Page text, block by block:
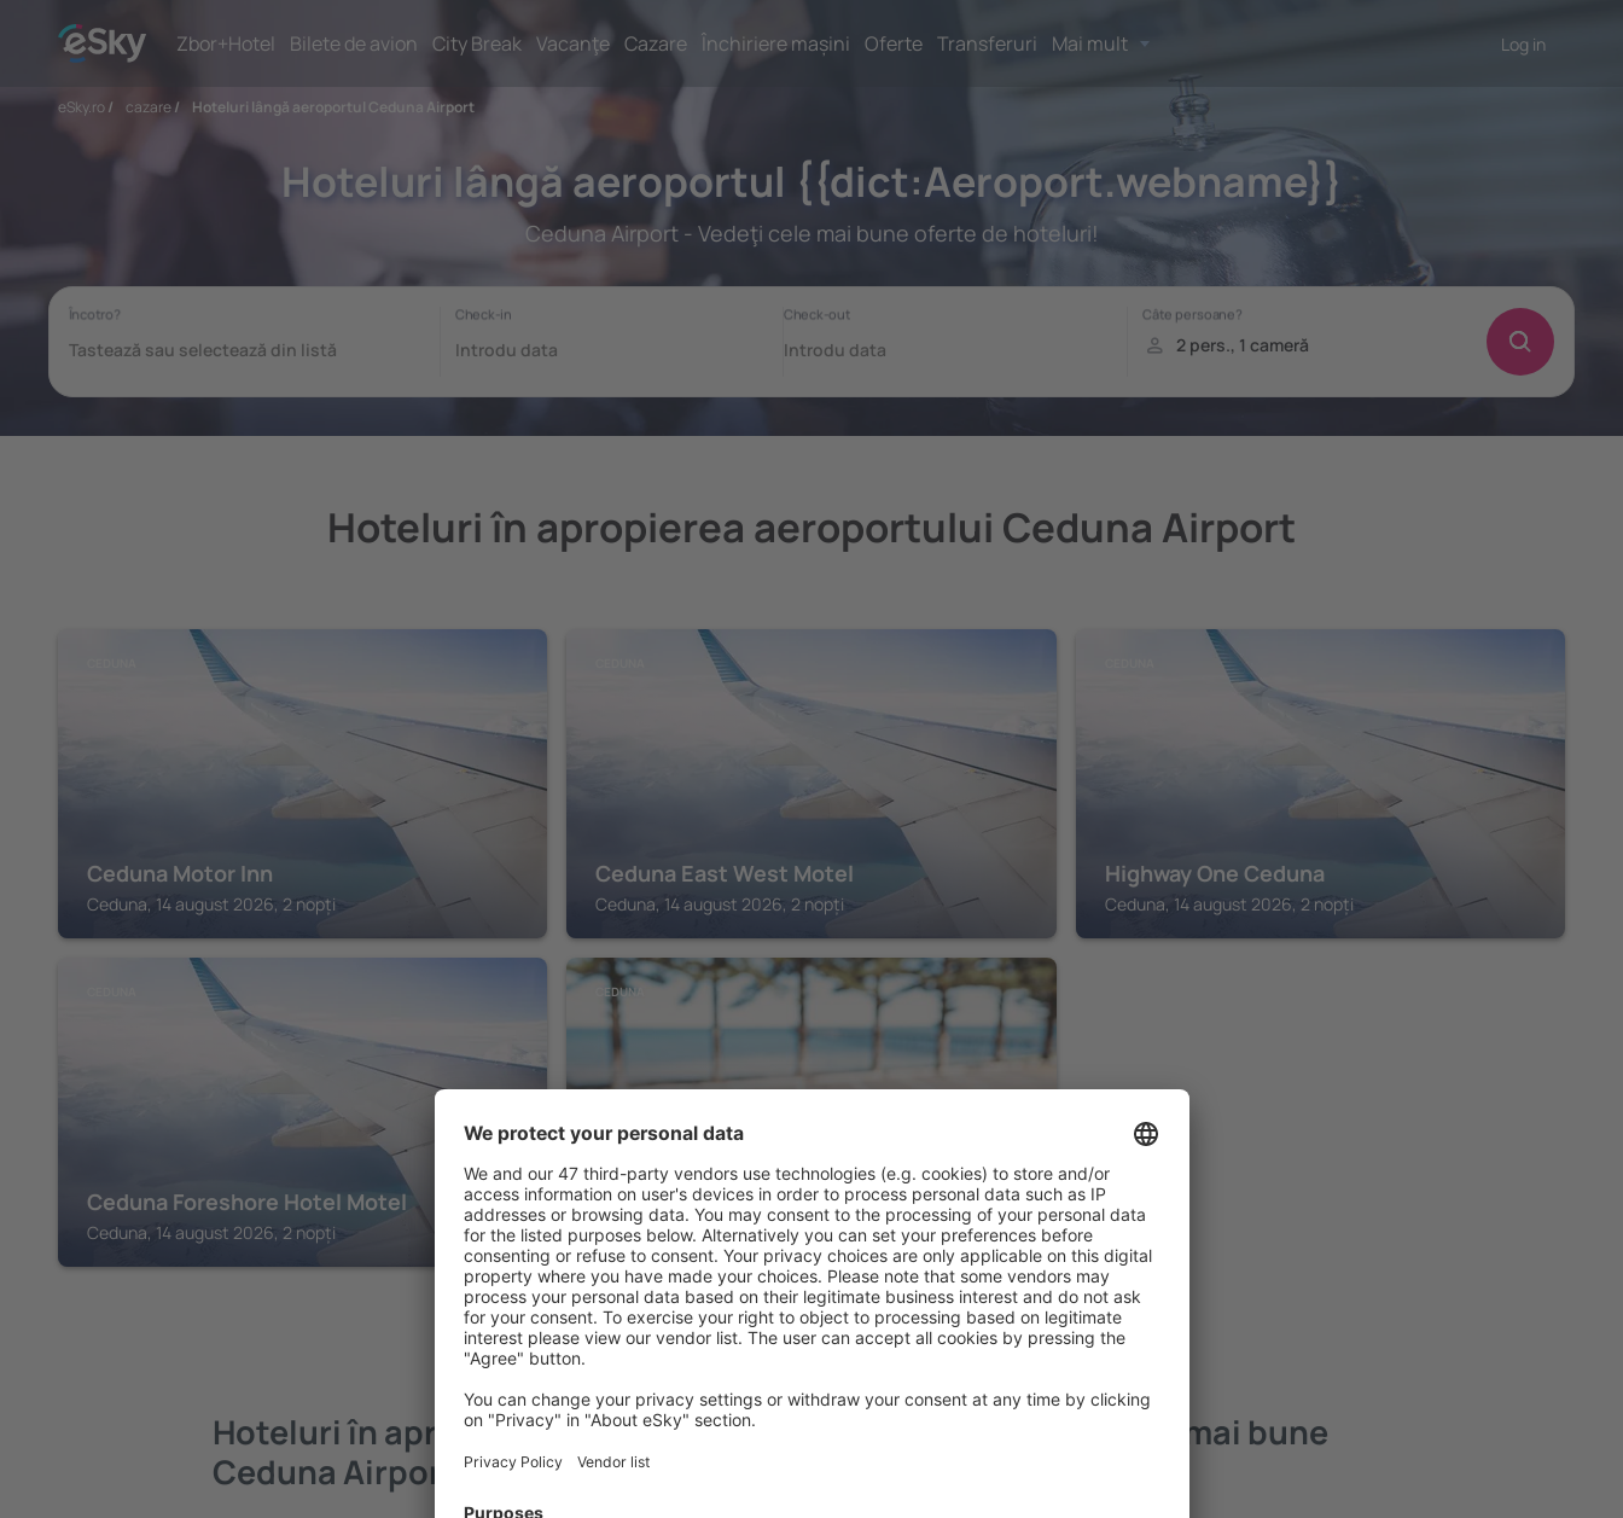
Zbor+Hotel Bilete de avion City Break Vacanţe Cazare Închiriere mașini Oferte Transferuri Mai mult Log in
eSky.ro/ cazare/ Hoteluri lângă aeroportul Ceduna Airport
Hoteluri lângă aeroportul {{dict:Aeroport.webname}}
Ceduna Airport - Vedeţi cele mai bune oferte de hoteluri!
Hoteluri în apropierea aeroportului Ceduna Airport
Ceduna Motor Inn
Ceduna, 14 august 2026, 2 nopți
Ceduna East West Motel
Ceduna, 14 august 2026, 2 nopți
Highway One Ceduna
Ceduna, 14 august 2026, 2 nopți
Ceduna Foreshore Hotel Motel
Ceduna, 14 august 2026, 2 nopți
CEDUNA
Ceduna Foreshore Hotel Motel
Ceduna, 14 august 2026, 2 nopți
Vedeți mai multe oferte
Hoteluri în apropierea aeroportului
Ceduna Airport
Ceduna Airport – cele mai bune